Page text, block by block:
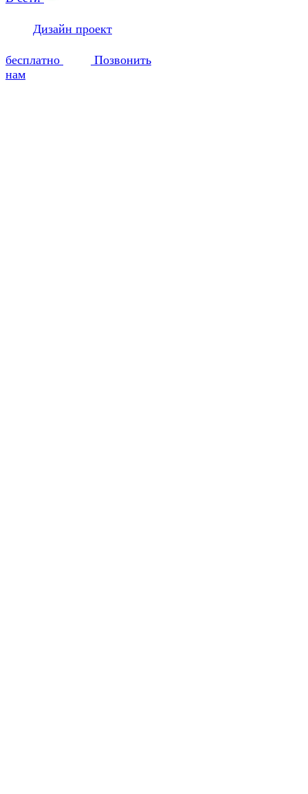
Дизайн проект
бесплатно
Позвонить
нам